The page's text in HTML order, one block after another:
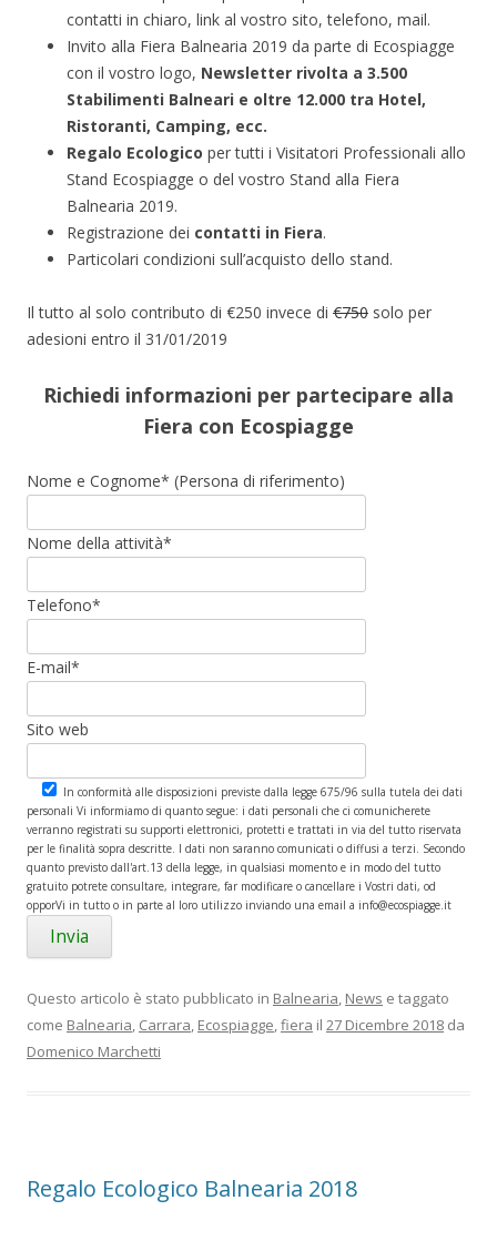
contatti in chiaro, link al vostro sito, telefono, mail.
Invito alla Fiera Balnearia 2019 da parte di Ecospiagge
con il vostro logo, Newsletter rivolta a 3.500
Stabilimenti Balneari e oltre 12.000 tra Hotel,
Ristoranti, Camping, ecc.
Regalo Ecologico per tutti i Visitatori Professionali allo
Stand Ecospiagge o del vostro Stand alla Fiera
Balnearia 2019.
Registrazione dei contatti in Fiera.
Particolari condizioni sull’acquisto dello stand.
Il tutto al solo contributo di €250 invece di €750 solo per
adesioni entro il 31/01/2019
Richiedi informazioni per partecipare alla
Fiera con Ecospiagge
Nome e Cognome* (Persona di riferimento)
Nome della attività*
Telefono*
E-mail*
Sito web
In conformità alle disposizioni previste dalla legge 675/96 sulla tutela dei dati
personali Vi informiamo di quanto segue: i dati personali che ci comunicherete
verranno registrati su supporti elettronici, protetti e trattati in via del tutto riservata
per le finalità sopra descritte. I dati non saranno comunicati o diffusi a terzi. Secondo
quanto previsto dall'art.13 della legge, in qualsiasi momento e in modo del tutto
gratuito potrete consultare, integrare, far modificare o cancellare i Vostri dati, od
opporVi in tutto o in parte al loro utilizzo inviando una email a info@ecospiagge.it
Questo articolo è stato pubblicato in Balnearia, News e taggato
come Balnearia, Carrara, Ecospiagge,fiera il 27 Dicembre 2018 da
Domenico Marchetti
Regalo Ecologico Balnearia 2018